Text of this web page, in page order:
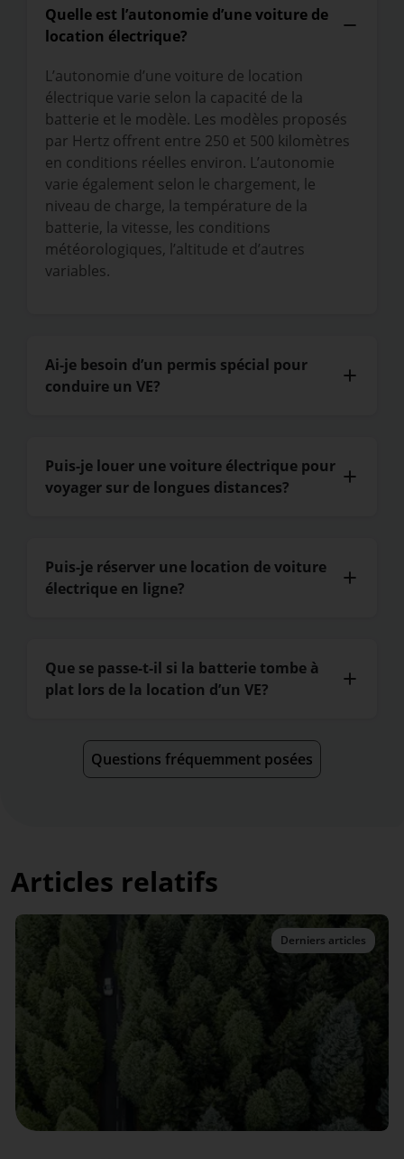
Quelle est l’autonomie d’une voiture de
location électrique?
L’autonomie d’une voiture de location
électrique varie selon la capacité de la
batterie et le modèle. Les modèles proposés
par Hertz offrent entre 250 et 500 kilomètres
en conditions réelles environ. L’autonomie
varie également selon le chargement, le
niveau de charge, la température de la
batterie, la vitesse, les conditions
météorologiques, l’altitude et d’autres
variables.
Ai-je besoin d’un permis spécial pour
conduire un VE?
Puis-je louer une voiture électrique pour
voyager sur de longues distances?
Puis-je réserver une location de voiture
électrique en ligne?
Que se passe-t-il si la batterie tombe à
plat lors de la location d’un VE?
Questions fréquemment posées
Articles relatifs
Derniers articles